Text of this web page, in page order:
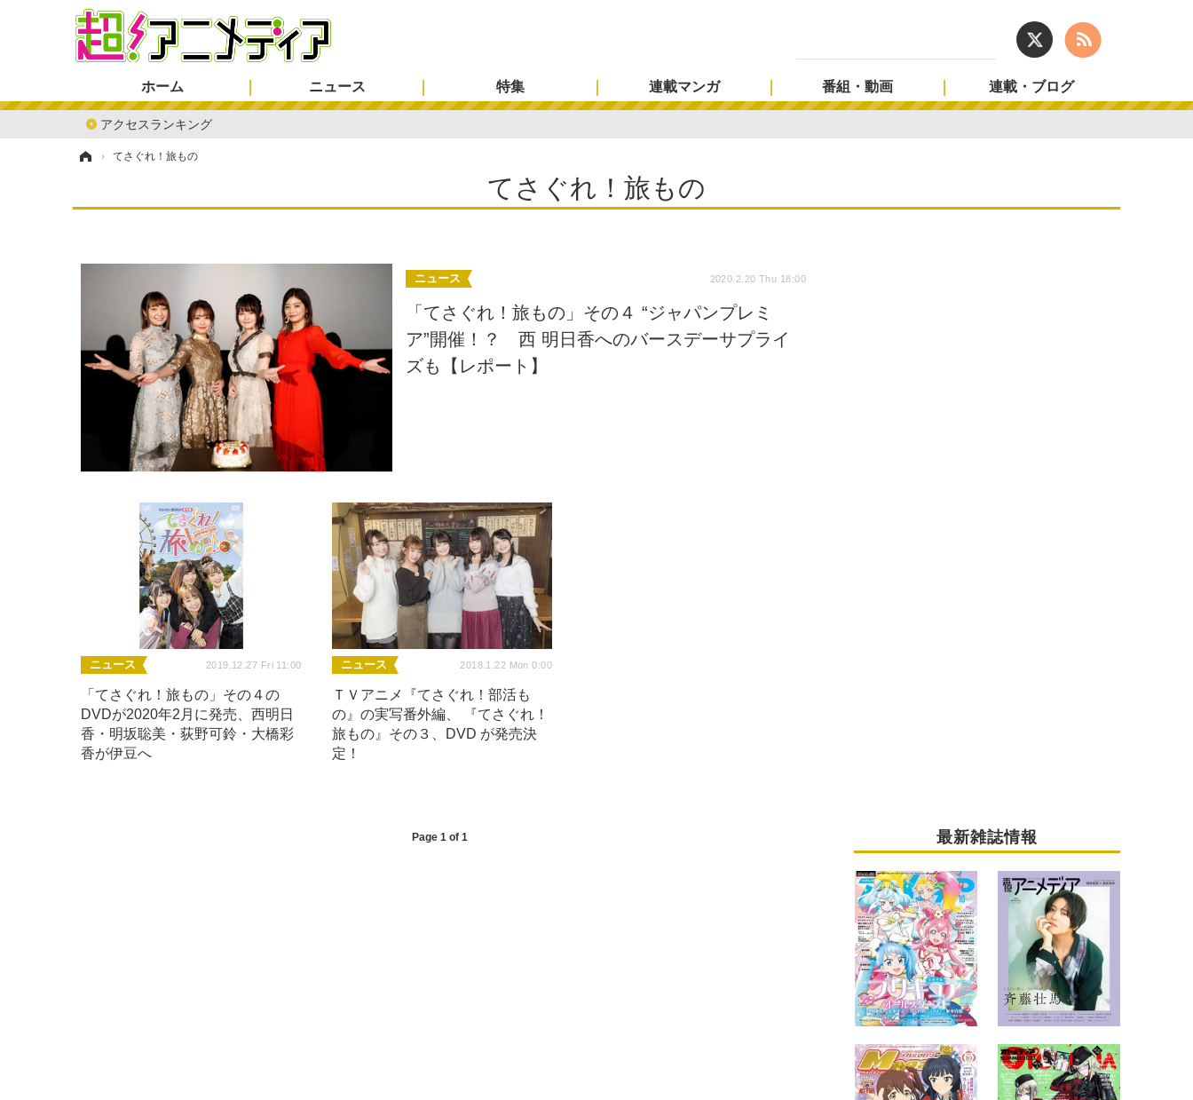
ホーム
アクセスランキング
ニュース 特集 連載マンガ 番組・動画 連載・ブログ
› てさぐれ！旅もの
てさぐれ！旅もの
ニュース 2020.2.20 Thu 18:00
「てさぐれ！旅もの」その４ “ジャパンプレミ
ア”開催！？ 西 明日香へのバースデーサプライ
ズも【レポート】
ニュース 2019.12.27 Fri 11:00
「てさぐれ！旅もの」その４の
DVDが2020年2月に発売、西明日
香・明坂聡美・荻野可鈴・大橋彩
香が伊豆へ
ニュース 2018.1.22 Mon 0:00
ＴＶアニメ『てさぐれ！部活も
の』の実写番外編、 『てさぐれ！
旅もの』その３、DVD が発売決
定！
Page 1 of 1 最新雑誌情報